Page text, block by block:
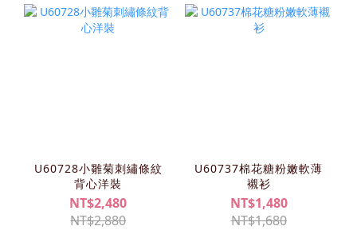
U60728小雛菊刺繡條紋
背心洋裝
NT$2,480
NT$2,880
U60737棉花糖粉嫩軟薄
襯衫
NT$1,480
NT$1,680